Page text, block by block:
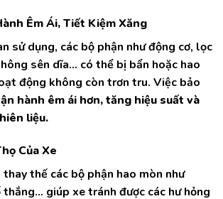
Êm Ái, Tiết Kiệm Xăng
sử dụng, các bộ phận như động cơ, lọc
sên dĩa… có thể bị bẩn hoặc hao
động không còn trơn tru. Việc bảo
hành êm ái hơn, tăng hiệu suất và
liệu.
Của Xe
thế các bộ phận hao mòn như
giúp xe tránh được các hư hỏng